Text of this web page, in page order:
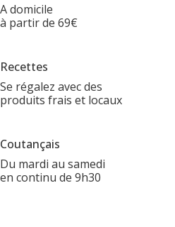
A domicile
à partir de 69€
Recettes
Se régalez avec des
produits frais et locaux
Coutançais
Du mardi au samedi
en continu de 9h30